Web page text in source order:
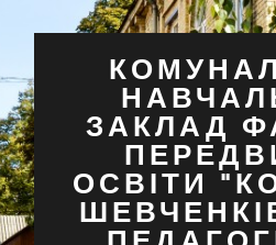
ЗАКЛАД
ОСВІТИ